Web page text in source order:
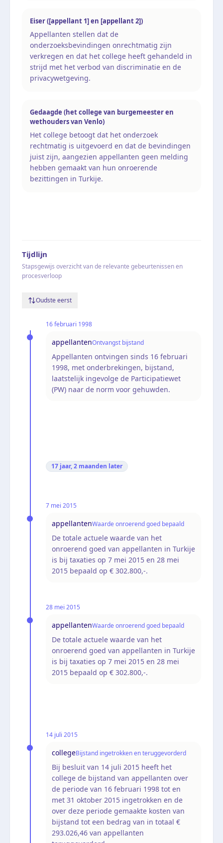
Eiser ([appellant 1] en [appellant 2])
Appellanten stellen dat de
onderzoeksbevindingen onrechtmatig zijn
verkregen en dat het college heeft gehandeld in
strijd met het verbod van discriminatie en de
privacywetgeving.
Gedaagde (het college van burgemeester en
wethouders van Venlo)
Het college betoogt dat het onderzoek
rechtmatig is uitgevoerd en dat de bevindingen
juist zijn, aangezien appellanten geen melding
hebben gemaakt van hun onroerende
bezittingen in Turkije.
Tijdlijn
Stapsgewijs overzicht van de relevante gebeurtenissen en
procesverloop
Oudste eerst
16 februari 1998
appellantenOntvangst bijstand
Appellanten ontvingen sinds 16 februari
1998, met onderbrekingen, bijstand,
laatstelijk ingevolge de Participatiewet
(PW) naar de norm voor gehuwden.
17 jaar, 2 maanden later
7 mei 2015
appellantenWaarde onroerend goed bepaald
De totale actuele waarde van het
onroerend goed van appellanten in Turkije
is bij taxaties op 7 mei 2015 en 28 mei
2015 bepaald op € 302.800,-.
28 mei 2015
appellantenWaarde onroerend goed bepaald
De totale actuele waarde van het
onroerend goed van appellanten in Turkije
is bij taxaties op 7 mei 2015 en 28 mei
2015 bepaald op € 302.800,-.
14 juli 2015
collegeBijstand ingetrokken en teruggevorderd
Bij besluit van 14 juli 2015 heeft het
college de bijstand van appellanten over
de periode van 16 februari 1998 tot en
met 31 oktober 2015 ingetrokken en de
over deze periode gemaakte kosten van
bijstand tot een bedrag van in totaal €
293.026,46 van appellanten